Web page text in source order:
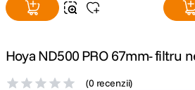
Hoya ND500 PRO 67mm- filtru
(0 recenzii)